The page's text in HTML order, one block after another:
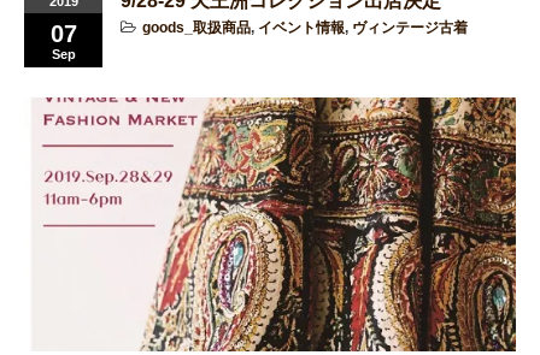
07
Sep
goods_取扱商品, イベント情報, ヴィンテージ古着